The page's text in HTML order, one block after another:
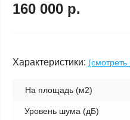
160 000 р.
Характеристики: (смотреть
На площадь (м2)
Уровень шума (дБ)